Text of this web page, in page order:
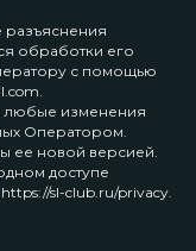
разъяснения
обработки его
с помощью
любые изменения
Оператором.
ее новой версией.
доступе
sl-club.ru/privacy.